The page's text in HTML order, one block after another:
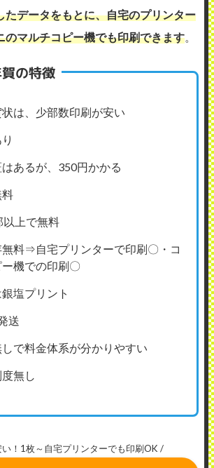
たデータをもとに、自宅のプリンター
のマルチコピー機でも印刷できます。
の特徴
は、少部数印刷が安い
あるが、350円かかる
以上で無料
料⇒自宅プリンターで印刷〇・コ
機での印刷〇
塩プリント
送
で料金体系が分かりやすい
無し
！1枚～自宅プリンターでも印刷OK /